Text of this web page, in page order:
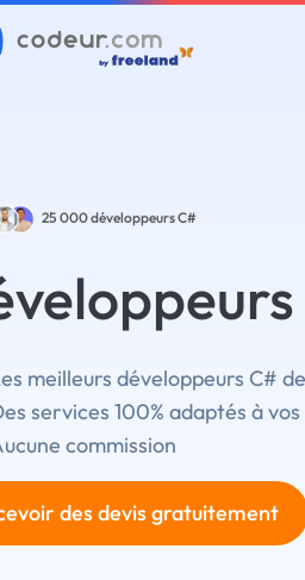
25 000développeurs C#
meilleurs développeurs C#
services 100% adaptés à
commission
des devis gratuitement